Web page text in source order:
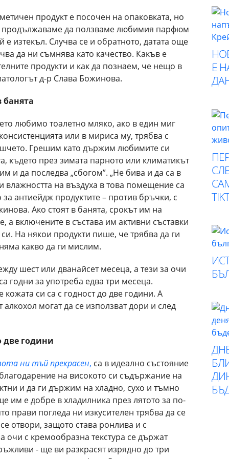
продукт е посочен на опаковката, но
продължаваме да ползваме любимия парфюм
е изтекъл. Случва се и обратното, датата още
да ни съмнява като качество. Какъв е
продукти и как да познаем, че нещо в
д-р Слава Божинова.
банята
любимо тоалетно мляко, ако в един миг
или в мириса му, трябва с
Грешим като държим любимите си
където през зимата парното или климатикът
и да последва „сбогом”. „Не бива и да са в
влажността на въздуха в това помещение са
антиейдж продуктите – против бръчки, с
Ако стоят в банята, срокът им на
а включените в състава им активни съставки
На някои продукти пише, че трябва да ги
какво да ги мислим.
шест или дванайсет месеца, а тези за очи
годни за употреба едва три месеца.
си са с годност до две години. А
могат да се използват дори и след
години
ни тъй прекрасен, са в идеално състояние
на високото си съдържание на
и да ги държим на хладно, сухо и тъмно
им е добре в хладилника през лятото за по-
прави погледа ни изкусителен трябва да се
отвори, защото става ронлива и с
с кремообразна текстура се държат
- ще ви разкрасят изрядно до три
Е